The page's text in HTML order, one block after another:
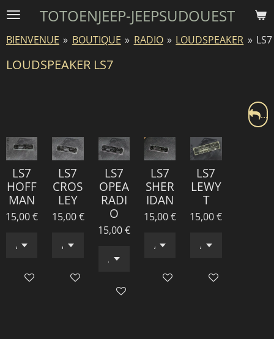
Passer
contenu
TOTOENJEEP-JEEPSUDOUEST
BIENVENUE » BOUTIQUE » RADIO » LOUDSPEAKER » LS7
LOUDSPEAKER LS7
...
LS7
HOFF
MAN
15,00 €
Ajouter au panier
LS7
CROS
LEY
15,00 €
Ajouter au panier
LS7
OPEA
RADI
O
15,00 €
Ajouter au panier
LS7
SHER
IDAN
15,00 €
Ajouter au panier
LS7
LEWY
T
15,00 €
Ajouter au